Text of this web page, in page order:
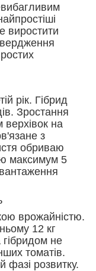
виростити
рік. Гібрид
Зростання
на
з
обриваю
максимум 5
врожайністю.
12 кг
не
томатів.
фазі розвитку.